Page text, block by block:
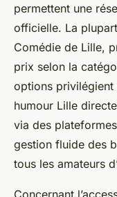
permettent une
officielle. La
Comédie de Lille,
prix selon la
options privilégient
humour Lille
via des
gestion fluide des
tous les amateurs
Concernant